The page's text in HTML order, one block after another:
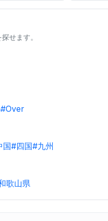
せます。
#Over
国#四国#九州
歌山県